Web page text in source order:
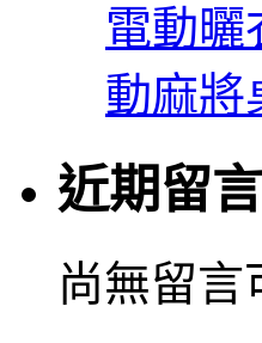
電動曬
動麻將
近期留言
尚無留言